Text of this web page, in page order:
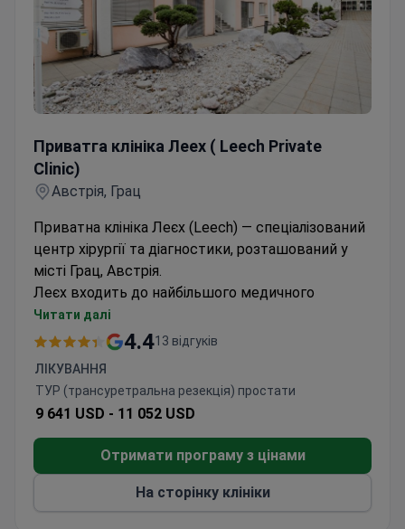
Приватга клініка Леех ( Leech Private
Clinic)
Австрія, Грац
Приватна клініка Леєх (Leech) — спеціалізований
центр хірургії та діагностики, розташований у
місті Грац, Австрія.
Леєх входить до найбільшого медичного
холдингу країни —
приймають на лікуванняпонад 9 000
За даними клініки, Леєх має
обладнання в регіоні. Тут є робот-хірург,
мікроскопи з автофокусом, обладнання для
ендоскопічних та лапароскопічних операцій.
Читати далі
4.413 відгуків
ЛІКУВАННЯ
ТУР (трансуретральна резекція) простати
9 641 USD - 11 052 USD
Отримати програму з цінами
На сторінку клініки